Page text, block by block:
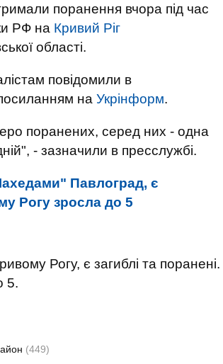
поранення вчора під час
РФ на Кривий Ріг
області.
повідомили в
на Укрінформ.
поранених, серед них - одна
- зазначили в пресслужбі.
Павлоград, є
Рогу зросла до 5
Рогу, є загиблі та поранені.
5.
(449)